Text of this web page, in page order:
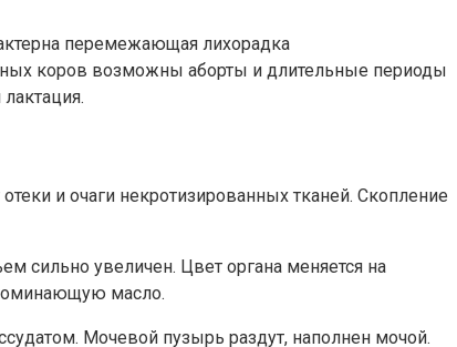
перемежающая лихорадка
коров возможны аборты и длительные периоды
и очаги некротизированных тканей. Скопление
сильно увеличен. Цвет органа меняется на
масло.
Мочевой пузырь раздут, наполнен мочой.